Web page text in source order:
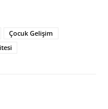
Çocuk Gelişim